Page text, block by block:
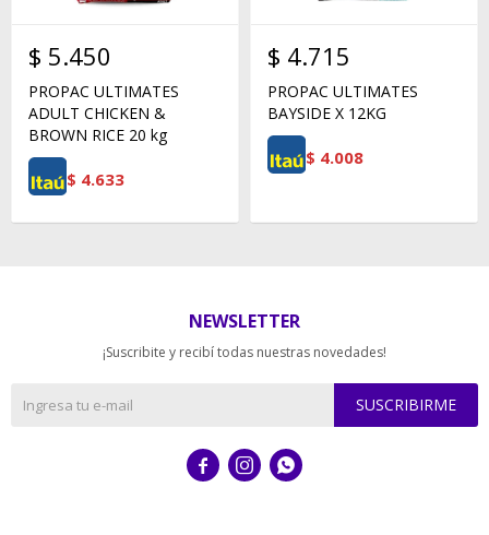
$ 5.450
PROPAC ULTIMATES
ADULT CHICKEN &
BROWN RICE 20 kg
$ 4.633
$ 4.715
PROPAC ULTIMATES
BAYSIDE X 12KG
$ 4.008
NEWSLETTER
¡Suscribite y recibí todas nuestras novedades!
SUSCRIBIRME
  